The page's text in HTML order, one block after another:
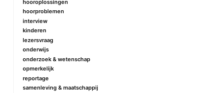
hooroplossingen
hoorproblemen
interview
kinderen
lezersvraag
onderwijs
onderzoek & wetenschap
opmerkelijk
reportage
samenleving & maatschappij